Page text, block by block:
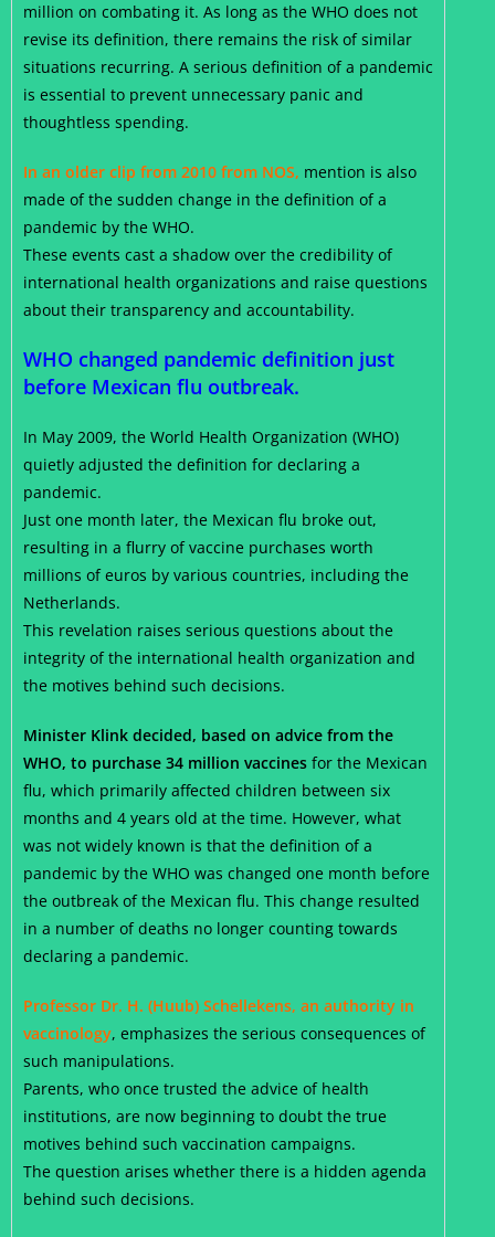
million on combating it. As long as the WHO does not
revise its definition, there remains the risk of similar
situations recurring. A serious definition of a pandemic
is essential to prevent unnecessary panic and
thoughtless spending.
In an older clip from 2010 from NOS, mention is also
made of the sudden change in the definition of a
pandemic by the WHO.
These events cast a shadow over the credibility of
international health organizations and raise questions
about their transparency and accountability.
WHO changed pandemic definition just
before Mexican flu outbreak.
In May 2009, the World Health Organization (WHO)
quietly adjusted the definition for declaring a
pandemic.
Just one month later, the Mexican flu broke out,
resulting in a flurry of vaccine purchases worth
millions of euros by various countries, including the
Netherlands.
This revelation raises serious questions about the
integrity of the international health organization and
the motives behind such decisions.
Minister Klink decided, based on advice from the
WHO, to purchase 34 million vaccines for the Mexican
flu, which primarily affected children between six
months and 4 years old at the time. However, what
was not widely known is that the definition of a
pandemic by the WHO was changed one month before
the outbreak of the Mexican flu. This change resulted
in a number of deaths no longer counting towards
declaring a pandemic.
Professor Dr. H. (Huub) Schellekens, an authority in
vaccinology, emphasizes the serious consequences of
such manipulations.
Parents, who once trusted the advice of health
institutions, are now beginning to doubt the true
motives behind such vaccination campaigns.
The question arises whether there is a hidden agenda
behind such decisions.